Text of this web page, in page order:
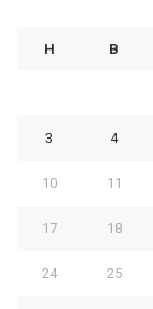
H B
3 4
10 11
17 18
24 25